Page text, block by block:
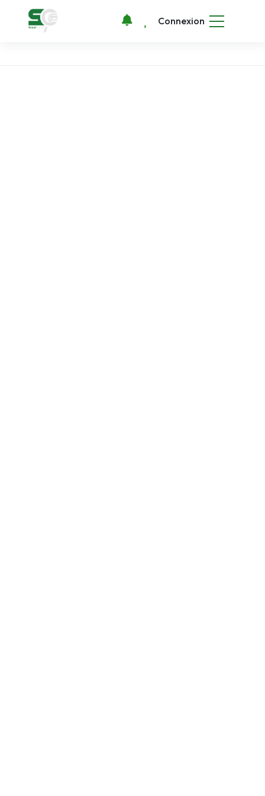
Connexion